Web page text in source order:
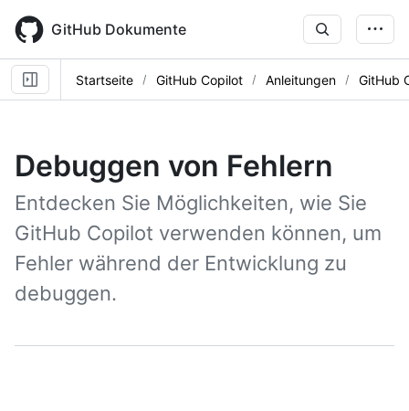
main
content
GitHub Dokumente
Startseite GitHub Copilot Anleitungen GitHub
Debuggen von Fehlern
Entdecken Sie Möglichkeiten, wie Sie
GitHub Copilot verwenden können, um
Fehler während der Entwicklung zu
debuggen.